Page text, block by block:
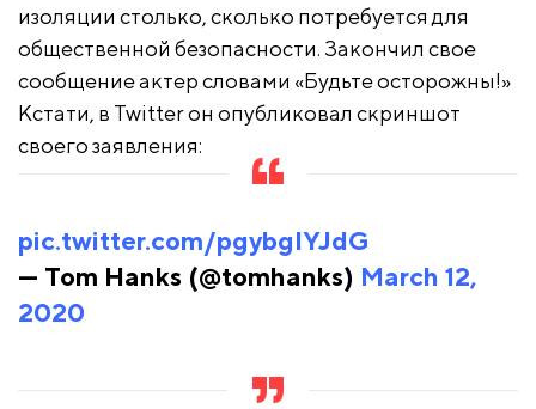
изоляции столько, сколько потребуется для
общественной безопасности. Закончил свое
сообщение актер словами «Будьте осторожны!»
Кстати, в Twitter он опубликовал скриншот
своего заявления:
pic.twitter.com/pgybgIYJdG
— Tom Hanks (@tomhanks) March 12,
2020